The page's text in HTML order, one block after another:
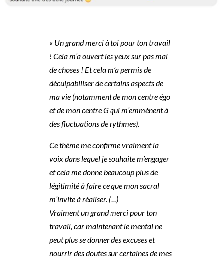
« Un grand merci à toi pour ton travail
! Cela m’a ouvert les yeux sur pas mal
de choses ! Et cela m’a permis de
déculpabiliser de certains aspects de
ma vie (notamment de mon centre égo
et de mon centre G qui m’emmènent à
des fluctuations de rythmes).
Ce thème me confirme vraiment la
voix dans lequel je souhaite m’engager
et cela me donne beaucoup plus de
légitimité à faire ce que mon sacral
m’invite à réaliser. (…)
Vraiment un grand merci pour ton
travail, car maintenant le mental ne
peut plus se donner des excuses et
nourrir des doutes sur certaines de mes